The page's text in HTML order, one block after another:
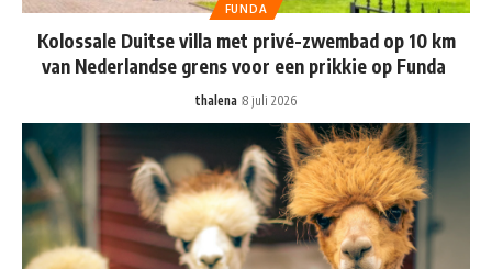
FUNDA
Kolossale Duitse villa met privé-zwembad op 10 km
van Nederlandse grens voor een prikkie op Funda
thalena 8 juli 2026